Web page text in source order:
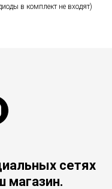
в комплект не входят)
сетях
магазин.